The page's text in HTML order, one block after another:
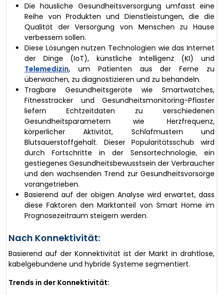
Die häusliche Gesundheitsversorgung umfasst eine
Reihe von Produkten und Dienstleistungen, die die
Qualität der Versorgung von Menschen zu Hause
verbessern sollen.
Diese Lösungen nutzen Technologien wie das Internet
der Dinge (IoT), künstliche Intelligenz (KI) und
Telemedizin, um Patienten aus der Ferne zu
überwachen, zu diagnostizieren und zu behandeln.
Tragbare Gesundheitsgeräte wie Smartwatches,
Fitnesstracker und Gesundheitsmonitoring-Pflaster
liefern Echtzeitdaten zu verschiedenen
Gesundheitsparametern wie Herzfrequenz,
körperlicher Aktivität, Schlafmustern und
Blutsauerstoffgehalt. Dieser Popularitätsschub wird
durch Fortschritte in der Sensortechnologie, ein
gestiegenes Gesundheitsbewusstsein der Verbraucher
und den wachsenden Trend zur Gesundheitsvorsorge
vorangetrieben.
Basierend auf der obigen Analyse wird erwartet, dass
diese Faktoren den Marktanteil von Smart Home im
Prognosezeitraum steigern werden.
Nach Konnektivität:
Basierend auf der Konnektivität ist der Markt in drahtlose,
kabelgebundene und hybride Systeme segmentiert.
Trends in der Konnektivität: